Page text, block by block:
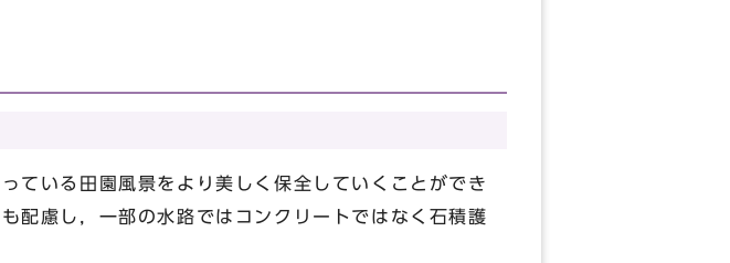
ている田園風景をより美しく保全していくことができ
配慮し，一部の水路ではコンクリートではなく石積護